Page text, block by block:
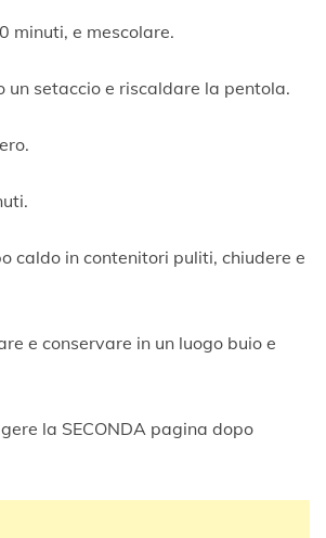
minuti, e mescolare.
setaccio e riscaldare la pentola.
caldo in contenitori puliti, chiudere e
e conservare in un luogo buio e
la SECONDA pagina dopo